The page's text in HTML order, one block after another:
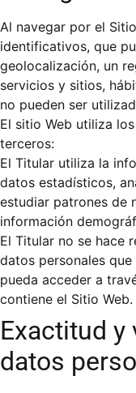
Al navegar por el
identificativos, que
geolocalización, un
servicios y sitios,
no pueden ser
El sitio Web utiliza
terceros:
El Titular utiliza la
datos estadísticos,
estudiar patrones de
información
El Titular no se hace
datos personales
pueda acceder a
contiene el Sitio Web.
Exactitud y
datos